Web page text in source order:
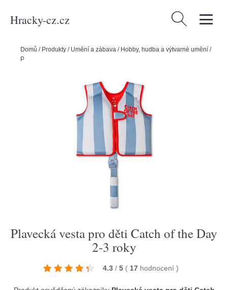
Hracky-cz.cz Vyhledávání
Domů / Produkty / Umění a zábava / Hobby, hudba a výtvarné umění /
Plavecká vesta pro děti Catch of the Day 2-3 roky
Plavecká vesta pro děti Catch of the Day
2-3 roky
4.3 / 5 ( 17 hodnocení )